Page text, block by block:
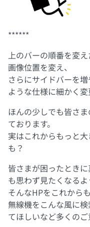
******
上のバーの順番を変
画像位置を変え、
さらにサイドバーを
ような仕様に細かく変
ほんの少しでも皆さ
ております。
実はこれからもっと
も？
皆さまが困ったとき
も思わず見たくなるよ
そんなHPをこれから
無線機をこんな風に
てほしいなど多くの